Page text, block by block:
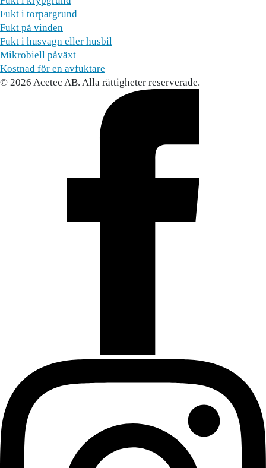
Fukt i torpargrund
Fukt på vinden
Fukt i husvagn eller husbil
Mikrobiell påväxt
Kostnad för en avfuktare
© 2026 Acetec AB. Alla rättigheter reserverade.